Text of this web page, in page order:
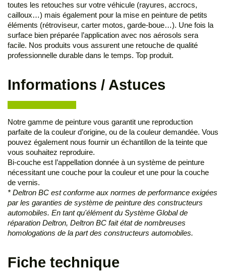
toutes les retouches sur votre véhicule (rayures, accrocs,
cailloux…) mais également pour la mise en peinture de petits
éléments (rétroviseur, carter motos, garde-boue…). Une fois la
surface bien préparée l’application avec nos aérosols sera
facile. Nos produits vous assurent une retouche de qualité
professionnelle durable dans le temps. Top produit.
Informations / Astuces
Notre gamme de peinture vous garantit une reproduction
parfaite de la couleur d’origine, ou de la couleur demandée. Vous
pouvez également nous fournir un échantillon de la teinte que
vous souhaitez reproduire.
Bi-couche est l’appellation donnée à un système de peinture
nécessitant une couche pour la couleur et une pour la couche
de vernis.
* Deltron BC est conforme aux normes de performance exigées
par les garanties de système de peinture des constructeurs
automobiles. En tant qu'élément du Système Global de
réparation Deltron, Deltron BC fait état de nombreuses
homologations de la part des constructeurs automobiles.
Fiche technique